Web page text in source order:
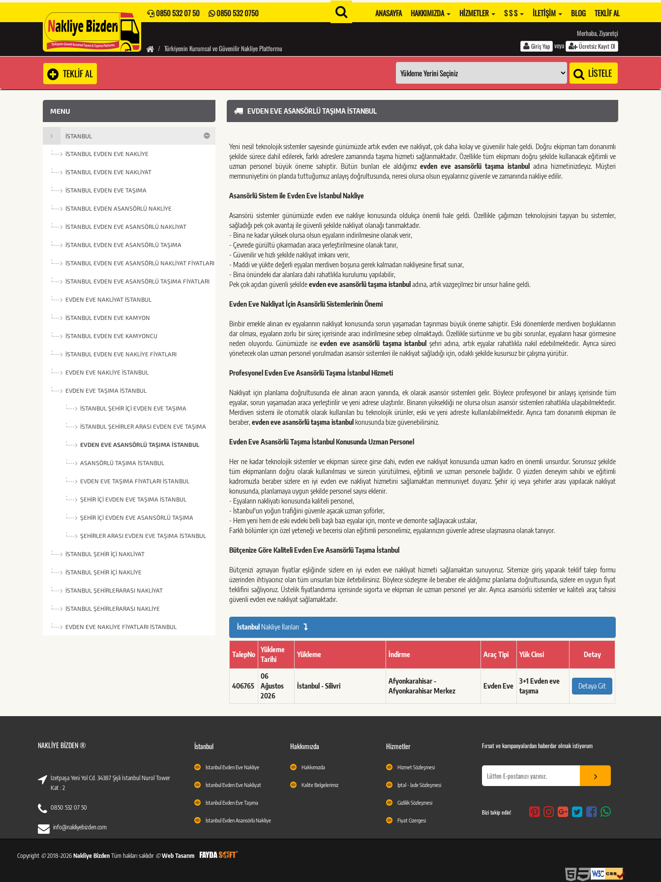
0850 532 07 50 0850 532 0750 ANASAYFA HAKKIMIZDA HIZMETLER S S S İLETIŞIM BLOG TEKLIF AL
Türkiyenin Kurumsal ve Güvenilir Nakliye Platformu
Merhaba, Ziyaretçi
Giriş Yap veya Ücretsiz Kayıt Ol
TEKLİF AL LİSTELE
EVDEN EVE ASANSÖRLÜ TAŞIMA İSTANBUL
Yeni nesil teknolojik sistemler sayesinde günümüzde artık evden eve nakliyat, çok daha kolay ve güvenilir hale geldi. Doğru ekipman tam donanımlı
şekilde sürece dahil edilerek, farklı adreslere zamanında taşıma hizmeti sağlanmaktadır. Özellikle tüm ekipmanı doğru şekilde kullanacak eğitimli ve
uzman personel büyük öneme sahiptir. Bütün bunları ele aldığımızevden eve asansörlü taşıma istanbul adına hizmetinizdeyiz. Müşteri
memnuniyetini ön planda tuttuğumuz anlayış doğrultusunda, neresi olursa olsun eşyalarınız güvenle ve zamanında nakliye edilir.
Asansörlü Sistem ile Evden Eve İstanbul Nakliye
Asansörü sistemler günümüzde evden eve nakliye konusunda oldukça önemli hale geldi. Özellikle çağımızın teknolojisini taşıyan bu sistemler,
sağladığı pek çok avantaj ile güvenli şekilde nakliyat olanağı tanımaktadır.
- Bina ne kadar yüksek olursa olsun eşyaların indirilmesine olanak verir,
- Çevrede gürültü çıkarmadan araca yerleştirilmesine olanak tanır,
- Güvenilir ve hızlı şekilde nakliyat imkanı verir,
- Maddi ve yükte değerli eşyaları merdiven boşuna gerek kalmadan nakliyesine fırsat sunar,
- Bina önündeki dar alanlara dahi rahatlıkla kurulumu yapılabilir,
Pek çok açıdan güvenli şekildeevden eve asansörlü taşıma istanbul adına, artık vazgeçilmez bir unsur haline geldi.
Evden Eve Nakliyat İçin Asansörlü Sistemlerinin Önemi
Binbir emekle alınan ev eşyalarının nakliyat konusunda sorun yaşamadan taşınması büyük öneme sahiptir. Eski dönemlerde merdiven boşluklarının
dar olması, eşyaların zorlu bir süreç içerisinde aracı indirilmesine sebep olmaktaydı. Özellikle sürtünme ve bu gibi sorunlar, eşyaların hasar görmesine
neden oluyordu. Günümüzde iseevden eve asansörlü taşıma istanbul şehri adına, artık eşyalar rahatlıkla nakil edebilmektedir. Ayrıca süreci
yönetecek olan uzman personel yorulmadan asansör sistemleri ile nakliyat sağladığı için, odaklı şekilde kusursuz bir çalışma yürütür.
Profesyonel Evden Eve Asansörlü Taşıma İstanbul Hizmeti
Nakliyat için planlama doğrultusunda ele alınan aracın yanında, ek olarak asansör sistemleri gelir. Böylece profesyonel bir anlayış içerisinde tüm
eşyalar, sorun yaşamadan araca yerleştirilir ve yeni adrese ulaştırılır. Binanın yüksekliği ne olursa olsun asansör sistemleri rahatlıkla ulaşabilmektedir.
Merdiven sistemi ile otomatik olarak kullanılan bu teknolojik ürünler, eski ve yeni adreste kullanılabilmektedir. Ayrıca tam donanımlı ekipman ile
beraber,evden eve asansörlü taşıma istanbul konusunda bize güvenebilirsiniz.
Evden Eve Asansörlü Taşıma İstanbul Konusunda Uzman Personel
Her ne kadar teknolojik sistemler ve ekipman sürece girse dahi, evden eve nakliyat konusunda uzman kadro en önemli unsurdur. Sorunsuz şekilde
tüm ekipmanların doğru olarak kullanılması ve sürecin yürütülmesi, eğitimli ve uzman personele bağlıdır. O yüzden deneyim sahibi ve eğitimli
kadromuzla beraber sizlere en iyi evden eve nakliyat hizmetini sağlamaktan memnuniyet duyarız. Şehir içi veya şehirler arası yapılacak nakliyat
konusunda, planlamaya uygun şekilde personel sayısı eklenir.
- Eşyaların nakliyatı konusunda kaliteli personel,
- İstanbul'un yoğun trafiğini güvenle aşacak uzman şoförler,
- Hem yeni hem de eski evdeki belli başlı bazı eşyalar için, monte ve demonte sağlayacak ustalar,
Farklı bölümler için özel yeteneği ve becerisi olan eğitimli personelimiz, eşyalarınızın güvenle adrese ulaşmasına olanak tanıyor.
Bütçenize Göre Kaliteli Evden Eve Asansörlü Taşıma İstanbul
Bütçenizi aşmayan fiyatlar eşliğinde sizlere en iyi evden eve nakliyat hizmeti sağlamaktan sunuyoruz. Sitemize giriş yaparak teklif talep formu
üzerinden ihtiyacınız olan tüm unsurları bize iletebilirsiniz. Böylece sözleşme ile beraber ele aldığımız planlama doğrultusunda, sizlere en uygun fiyat
teklifini sağlıyoruz. Üstelik fiyatlandırma içerisinde sigorta ve ekipman ile uzman personel yer alır. Ayrıca asansörlü sistemler ve kaliteli araç tahsisi
güvenli evden eve nakliyat sağlamaktadır.
İstanbul Nakliye İlanları
TalepNo
Yükleme
Tarihi
Yükleme İndirme Araç Tipi Yük Cinsi Detay
406765
06
Ağustos
2026
İstanbul - Silivri
Afyonkarahisar -
Afyonkarahisar Merkez
Evden Eve
3+1 Evden eve
taşıma
Detaya Git
MENU
İSTANBUL
İSTANBUL EVDEN EVE NAKLIYE
İSTANBUL EVDEN EVE NAKLIYAT
İSTANBUL EVDEN EVE TAŞIMA
İSTANBUL EVDEN ASANSÖRLÜ NAKLIYE
İSTANBUL EVDEN EVE ASANSÖRLÜ NAKLIYAT
İSTANBUL EVDEN EVE ASANSÖRLÜ TAŞIMA
İSTANBUL EVDEN EVE ASANSÖRLÜ NAKLIYAT FIYATLARI
İSTANBUL EVDEN EVE ASANSÖRLÜ TAŞIMA FIYATLARI
EVDEN EVE NAKLIYAT İSTANBUL
İSTANBUL EVDEN EVE KAMYON
İSTANBUL EVDEN EVE KAMYONCU
İSTANBUL EVDEN EVE NAKLIYE FIYATLARI
EVDEN EVE NAKLIYE İSTANBUL
EVDEN EVE TAŞIMA İSTANBUL
İSTANBUL ŞEHIR İÇI EVDEN EVE TAŞIMA
İSTANBUL ŞEHIRLER ARASI EVDEN EVE TAŞIMA
EVDEN EVE ASANSÖRLÜ TAŞIMA İSTANBUL
ASANSÖRLÜ TAŞIMA İSTANBUL
EVDEN EVE TAŞIMA FIYATLARI İSTANBUL
ŞEHIR İÇI EVDEN EVE TAŞIMA İSTANBUL
ŞEHIR İÇI EVDEN EVE ASANSÖRLÜ TAŞIMA
İSTANBULŞEHIRLER ARASI EVDEN EVE TAŞIMA İSTANBUL
İSTANBUL ŞEHIR İÇI NAKLIYAT
İSTANBUL ŞEHIR İÇI NAKLIYE
İSTANBUL ŞEHIRLERARASI NAKLIYAT
İSTANBUL ŞEHIRLERARASI NAKLIYE
EVDEN EVE NAKLIYE FIYATLARI İSTANBUL
NAKLIYE BIZDEN ®
İzetpaşa Yeni Yol Cd. 34387 Şişli İstanbul Nurol Tower
Kat : 2
0850 532 07 50
info@nakliyebizden.com
İstanbul
İstanbul Evden Eve Nakliye
İstanbul Evden Eve Nakliyat
İstanbul Evden Eve Taşıma
İstanbul Evden Asansörlü Nakliye
Hakkımızda
Hakkımızda
Kalite Belgelerimiz
Hizmetler
Hizmet Sözleşmesi
İptal - İade Sözleşmesi
Gizlilik Sözleşmesi
Fiyat Cizergesi
Fırsat ve kampanyalardan haberdar olmak istiyorum
Bizi takip edin!
Copyright ©2018-2026 Nakliye Bizden Tüm hakları saklıdır © Web Tasarım